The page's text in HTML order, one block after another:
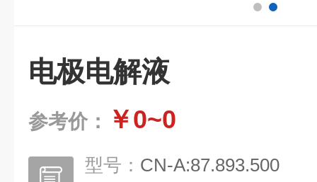
电极电解液
参考价： ￥0~0
型号： CN-A:87.893.500